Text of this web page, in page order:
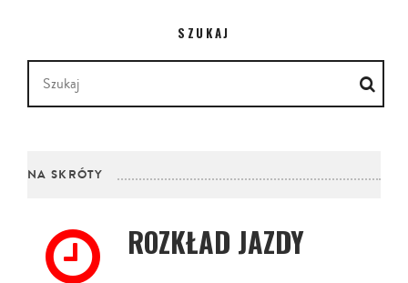
SZUKAJ
NA SKRÓTY
ROZKŁAD JAZDY